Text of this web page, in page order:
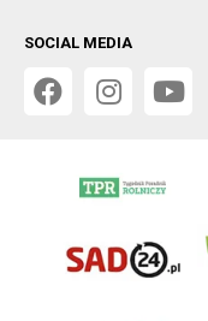
SOCIAL MEDIA